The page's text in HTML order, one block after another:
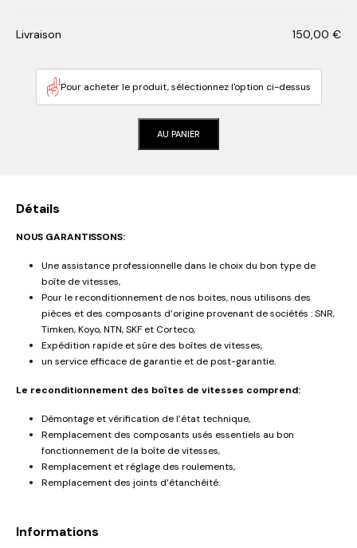
Livraison 150,00 €
Pour acheter le produit, sélectionnez l'option ci-dessus
AU PANIER
Détails
NOUS GARANTISSONS:
Une assistance professionnelle dans le choix du bon type de
boîte de vitesses,
Pour le reconditionnement de nos boites, nous utilisons des
pièces et des composants d’origine provenant de sociétés : SNR,
Timken, Koyo, NTN, SKF et Corteco,
Expédition rapide et sûre des boîtes de vitesses,
un service efficace de garantie et de post-garantie.
Le reconditionnement des boîtes de vitesses comprend:
Démontage et vérification de l’état technique,
Remplacement des composants usés essentiels au bon
fonctionnement de la boîte de vitesses,
Remplacement et réglage des roulements,
Remplacement des joints d’étanchéité.
Informations